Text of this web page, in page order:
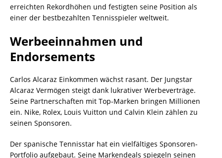
erreichten Rekordhöhen und festigten seine Position als
einer der bestbezahlten Tennisspieler weltweit.
Werbeeinnahmen und
Endorsements
Carlos Alcaraz Einkommen wächst rasant. Der Jungstar
Alcaraz Vermögen steigt dank lukrativer Werbeverträge.
Seine Partnerschaften mit Top-Marken bringen Millionen
ein. Nike, Rolex, Louis Vuitton und Calvin Klein zählen zu
seinen Sponsoren.
Der spanische Tennisstar hat ein vielfältiges Sponsoren-
Portfolio aufgebaut. Seine Markendeals spiegeln seinen